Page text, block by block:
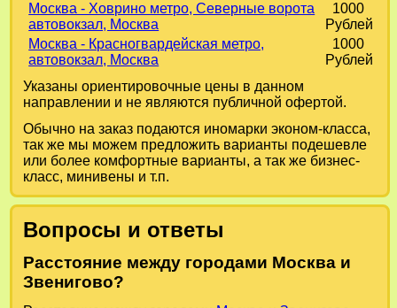
Москва - Ховрино метро, Северные ворота
автовокзал, Москва
1000
Рублей
Москва - Красногвардейская метро,
автовокзал, Москва
1000
Рублей
Указаны ориентировочные цены в данном
направлении и не являются публичной офертой.
Обычно на заказ подаются иномарки эконом-класса,
так же мы можем предложить варианты подешевле
или более комфортные варианты, а так же бизнес-
класс, минивены и т.п.
Вопросы и ответы
Расстояние между городами Москва и
Звенигово?